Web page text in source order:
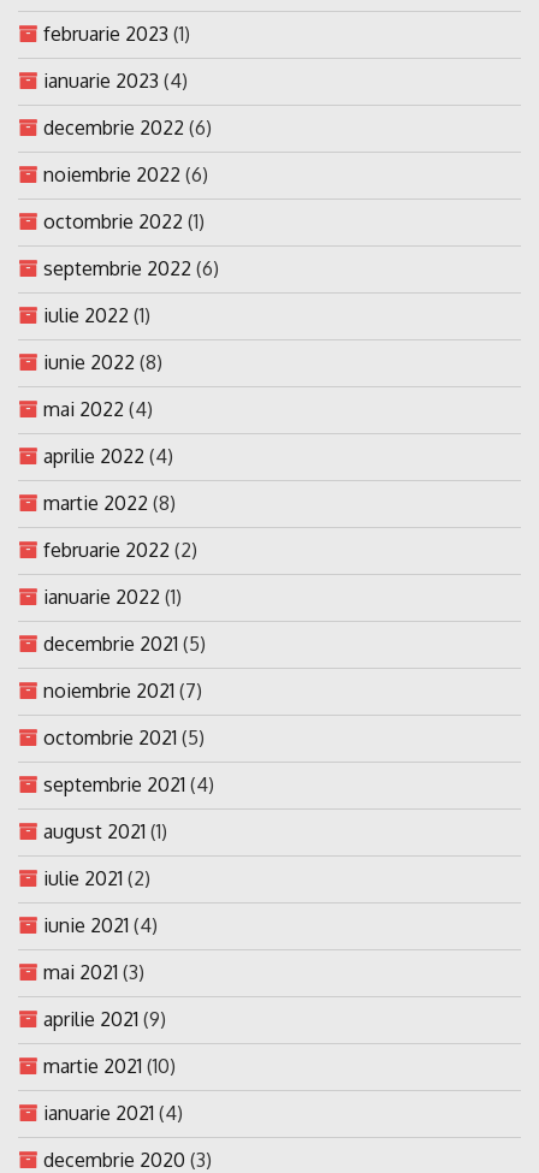
februarie 2023 (1)
ianuarie 2023 (4)
decembrie 2022 (6)
noiembrie 2022 (6)
octombrie 2022 (1)
septembrie 2022 (6)
iulie 2022 (1)
iunie 2022 (8)
mai 2022 (4)
aprilie 2022 (4)
martie 2022 (8)
februarie 2022 (2)
ianuarie 2022 (1)
decembrie 2021 (5)
noiembrie 2021 (7)
octombrie 2021 (5)
septembrie 2021 (4)
august 2021 (1)
iulie 2021 (2)
iunie 2021 (4)
mai 2021 (3)
aprilie 2021 (9)
martie 2021 (10)
ianuarie 2021 (4)
decembrie 2020 (3)